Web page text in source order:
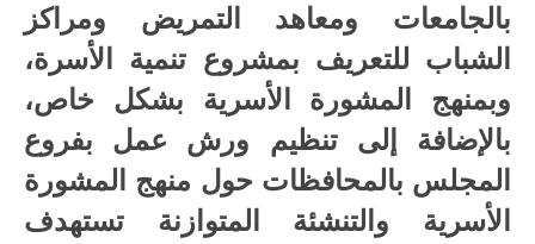
بالجامعات ومعاهد التمريض ومراكز
الشباب للتعريف بمشروع تنمية الأسرة،
وبمنهج المشورة الأسرية بشكل خاص،
بالإضافة إلى تنظيم ورش عمل بفروع
المجلس بالمحافظات حول منهج المشورة
الأسرية والتنشئة المتوازنة تستهدف